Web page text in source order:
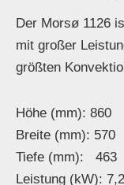
Der Morsø 1126
mit großer
größten
Höhe (mm): 860
Breite (mm): 570
Tiefe (mm): 463
Leistung (kW): 7,2